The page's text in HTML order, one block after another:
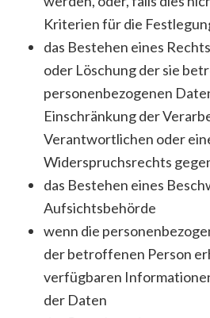
Kriterien für die
das Bestehen eines
oder Löschung der sie
personenbezogenen
Einschränkung der
Verantwortlichen oder
Widerspruchsrechts
das Bestehen eines
Aufsichtsbehörde
wenn die
der betroffenen Person
verfügbaren
der Daten